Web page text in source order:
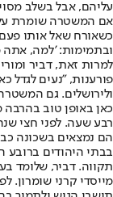
עליהם, אבל בשלב
אם המשטרה שומרת
כשאורח שאל אותו פעם
ובתמימות: 'למה, אתה
למרות זאת, דביר
ולירושלים. גם
כאן באופן טוב
רבע שעה. לפני חצי
הם נמצאים בשכונה
בבתי היהודים ברובע
תקווה. דביר, שלומד
מייסדי קרני שומרון.